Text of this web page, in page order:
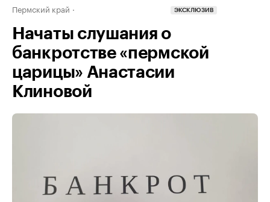
Пермский край ЭКСКЛЮЗИВ
Начаты слушания о
банкротстве «пермской
царицы» Анастасии
Клиновой